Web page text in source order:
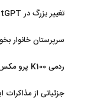
تغییر بزرگ در ChatGPT / چت متنی نامحدود و رایگان
سرپرستان خانوار بخوانند/
ردمی K100 پرو مکس با باتری غول‌پیکر و شارژ بی‌سیم روانه بازار می‌شود
جزئیاتی از